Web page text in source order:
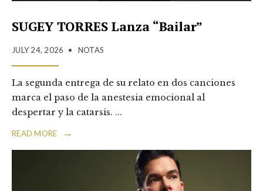
SUGEY TORRES Lanza “Bailar”
JULY 24, 2026 • NOTAS
La segunda entrega de su relato en dos canciones
marca el paso de la anestesia emocional al
despertar y la catarsis. ...
READ MORE →